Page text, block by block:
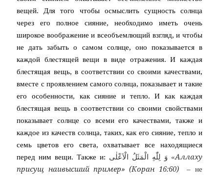
вещей. Для того чтобы осмыслить сущность солнца
через его полное сияние, необходимо иметь очень
широкое воображение и всеобъемлющий взгляд, и чтобы
не дать забыть о самом солнце, оно показывается в
каждой блестящей вещи в виде отражения. И каждая
блестящая вещь, в соответствии со своими качествами,
вместе с проявлением самого солнца, показывает и такие
его особенности, как сияние и тепло. И как каждая
блестящая вещь в соответствии со своими свойствами
показывает солнце со всеми его качествами, также и
каждое из качеств солнца, таких, как его сияние, тепло и
семь цветов его света, охватывает все находящиеся
перед ним вещи. Также и:
وَ لِلّٰهِ الْمَثَلُ الْاَعْلٰى «Аллаху
присущ наивысший пример» (Коран 16:60)
– не